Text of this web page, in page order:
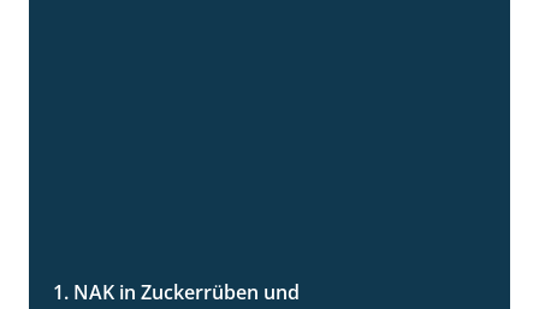
1. NAK in Zuckerrüben und